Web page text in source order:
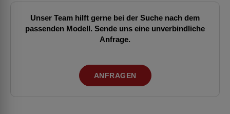
Unser Team hilft gerne bei der Suche nach dem
passenden Modell. Sende uns eine unverbindliche
Anfrage.
ANFRAGEN